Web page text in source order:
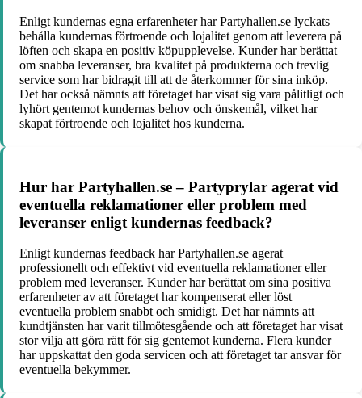
Enligt kundernas egna erfarenheter har Partyhallen.se lyckats
behålla kundernas förtroende och lojalitet genom att leverera på
löften och skapa en positiv köpupplevelse. Kunder har berättat
om snabba leveranser, bra kvalitet på produkterna och trevlig
service som har bidragit till att de återkommer för sina inköp.
Det har också nämnts att företaget har visat sig vara pålitligt och
lyhört gentemot kundernas behov och önskemål, vilket har
skapat förtroende och lojalitet hos kunderna.
Hur har Partyhallen.se – Partyprylar agerat vid
eventuella reklamationer eller problem med
leveranser enligt kundernas feedback?
Enligt kundernas feedback har Partyhallen.se agerat
professionellt och effektivt vid eventuella reklamationer eller
problem med leveranser. Kunder har berättat om sina positiva
erfarenheter av att företaget har kompenserat eller löst
eventuella problem snabbt och smidigt. Det har nämnts att
kundtjänsten har varit tillmötesgående och att företaget har visat
stor vilja att göra rätt för sig gentemot kunderna. Flera kunder
har uppskattat den goda servicen och att företaget tar ansvar för
eventuella bekymmer.